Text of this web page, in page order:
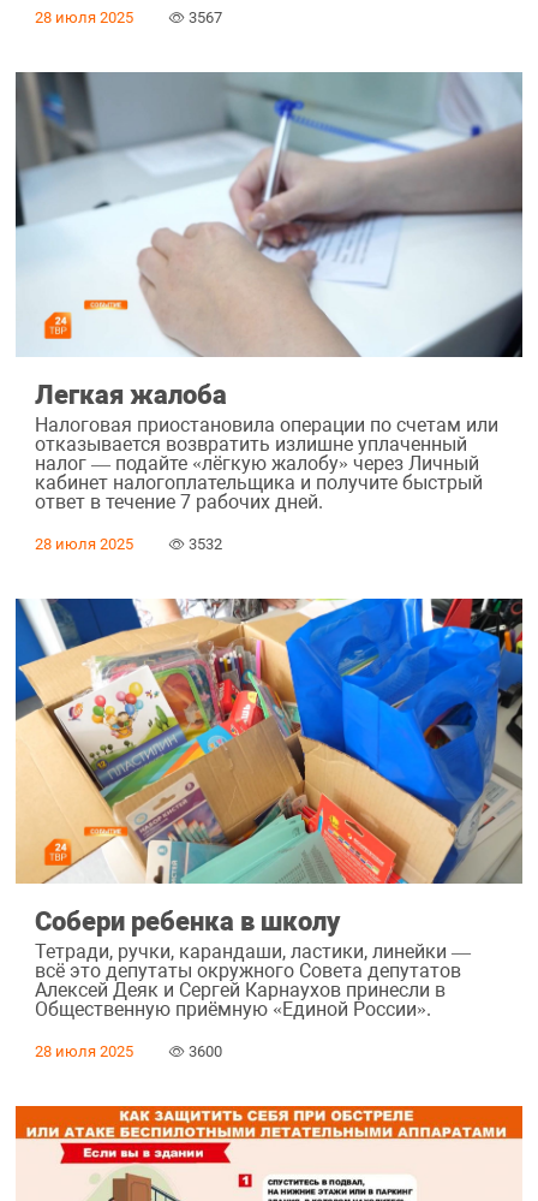
28 июля 2025 3567
Легкая жалоба
Налоговая приостановила операции по счетам или
отказывается возвратить излишне уплаченный
налог — подайте «лёгкую жалобу» через Личный
кабинет налогоплательщика и получите быстрый
ответ в течение 7 рабочих дней.
28 июля 2025 3532
Собери ребенка в школу
Тетради, ручки, карандаши, ластики, линейки —
всё это депутаты окружного Совета депутатов
Алексей Деяк и Сергей Карнаухов принесли в
Общественную приёмную «Единой России».
28 июля 2025 3600